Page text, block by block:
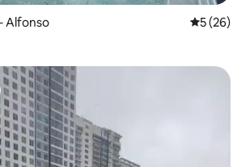
Alfonso Prosječna
5 (26)